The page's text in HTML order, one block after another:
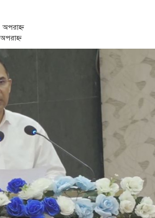
‘স্কুটি নাকি গোল্ড?’
১৫২২ পুলিশ সদস্যকে
সার্ককে আরও গতিশীল করতে
প্রধানমন্ত্রীর সঙ্গে নবনিযুক্ত
জামায়াত ফেরেশতাদের দল